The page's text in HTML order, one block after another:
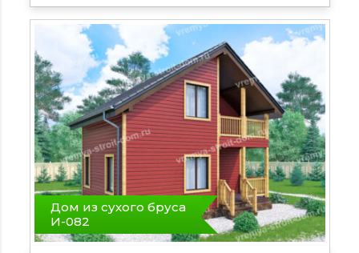
Дом из сухого бруса
И-082